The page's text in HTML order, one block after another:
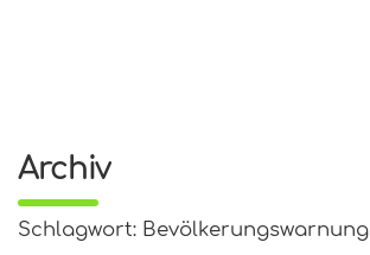
Archiv
Schlagwort: Bevölkerungswarnung